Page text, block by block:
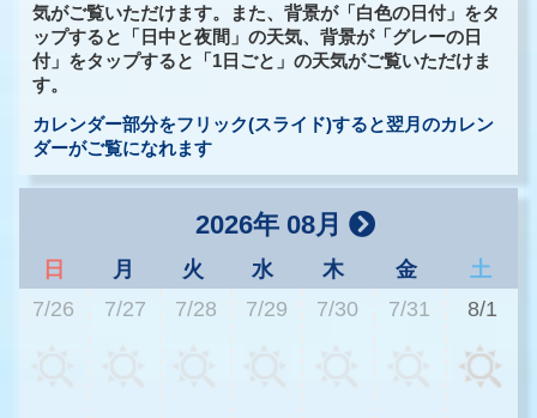
気がご覧いただけます。また、背景が「白色の日付」をタ
ップすると「日中と夜間」の天気、背景が「グレーの日
付」をタップすると「1日ごと」の天気がご覧いただけま
す。
カレンダー部分をフリック(スライド)すると翌月のカレン
ダーがご覧になれます
2026年 08月
日 月 火 水 木 金
土
7/26
7/27 7/28 7/29 7/30 7/31 8/1